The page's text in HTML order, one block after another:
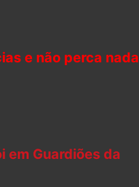
e não perca nada
em Guardiões da